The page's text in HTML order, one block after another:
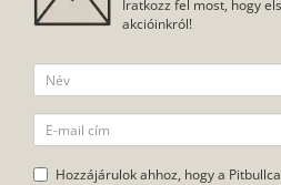
Iratkozz fel most, hogy
akcióinkról!
Hozzájárulok ahhoz, hogy a